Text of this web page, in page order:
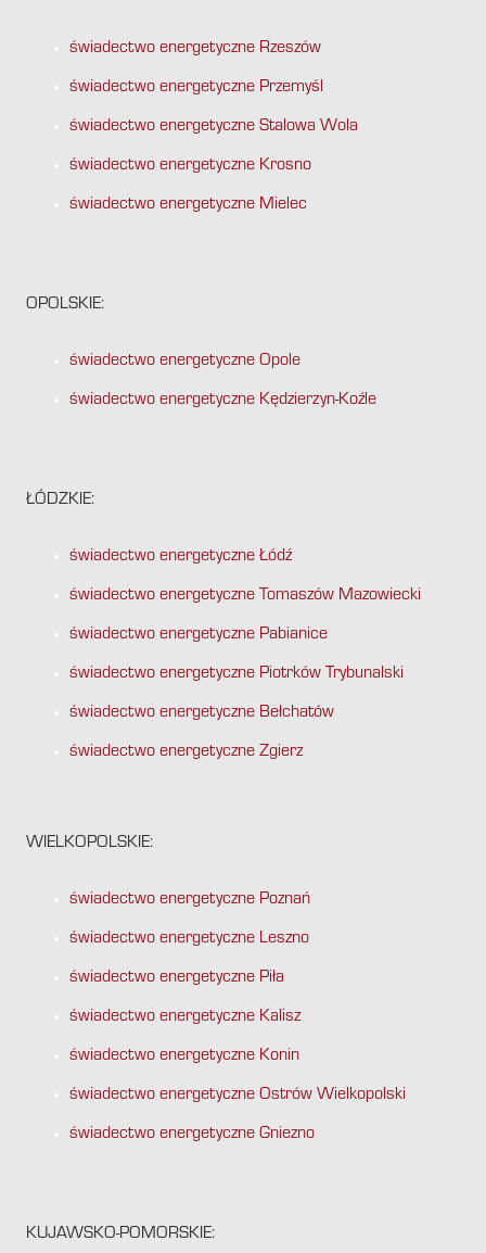
świadectwo energetyczne Rzeszów
świadectwo energetyczne Przemyśl
świadectwo energetyczne Stalowa Wola
świadectwo energetyczne Krosno
świadectwo energetyczne Mielec
OPOLSKIE:
świadectwo energetyczne Opole
świadectwo energetyczne Kędzierzyn-Koźle
ŁÓDZKIE:
świadectwo energetyczne Łódź
świadectwo energetyczne Tomaszów Mazowiecki
świadectwo energetyczne Pabianice
świadectwo energetyczne Piotrków Trybunalski
świadectwo energetyczne Bełchatów
świadectwo energetyczne Zgierz
WIELKOPOLSKIE:
świadectwo energetyczne Poznań
świadectwo energetyczne Leszno
świadectwo energetyczne Piła
świadectwo energetyczne Kalisz
świadectwo energetyczne Konin
świadectwo energetyczne Ostrów Wielkopolski
świadectwo energetyczne Gniezno
KUJAWSKO-POMORSKIE: